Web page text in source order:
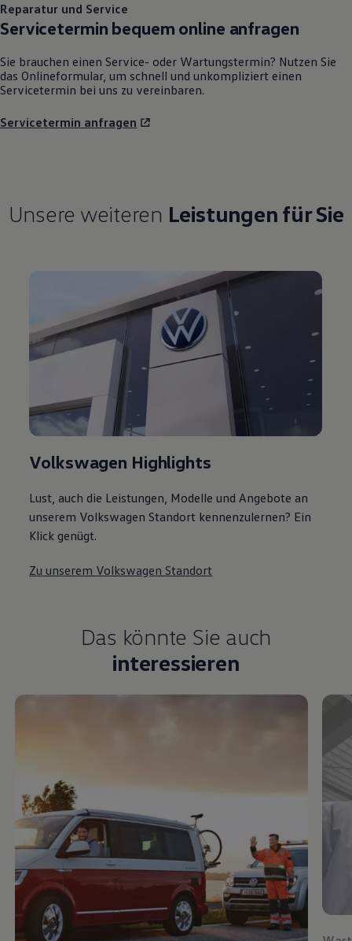
Reparatur und Service
Servicetermin bequem online anfragen
Sie brauchen einen Service- oder Wartungstermin? Nutzen Sie
das Onlineformular, um schnell und unkompliziert einen
Servicetermin bei uns zu vereinbaren.
Servicetermin anfragen
Unsere weiteren Leistungen für Sie
Volkswagen Highlights
Lust, auch die Leistungen, Modelle und Angebote an
unserem Volkswagen Standort kennenzulernen? Ein
Klick genügt.
Zu unserem Volkswagen Standort
Das könnte Sie auch
interessieren